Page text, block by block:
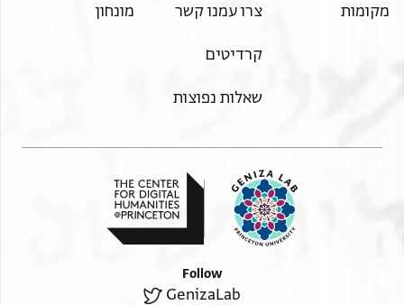
מקומות צרו עמנו קשר
קרדיטים
שאלות נפוצות
מונחון
Follow
GenizaLab